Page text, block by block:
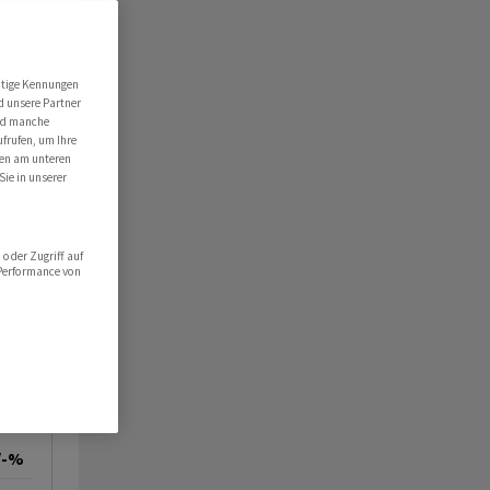
%
Kennungen
unsere Partner
manche
um Ihre
am unteren
in unserer
oder Zugriff auf
von